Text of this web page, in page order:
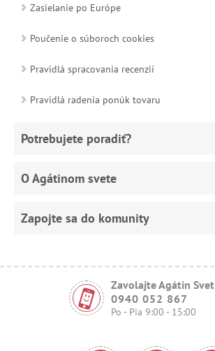
Zasielanie po Európe
Poučenie o súboroch cookies
Pravidlá spracovania recenzií
Pravidlá radenia ponúk tovaru
Potrebujete poradiť?
O Agátinom svete
Zapojte sa do komunity
Zavolajte Agátin Svet
0940 052 867
Po - Pia 9:00 - 15:00